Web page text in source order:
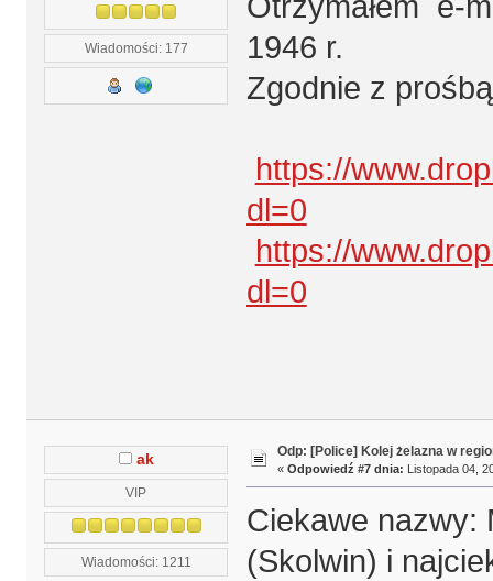
Wiadomości: 177
1946 r.
Zgodnie z
https://
dl=0
https://
dl=0
ak
VIP
Wiadomości: 1211
Odp: [Police] Kolej żelazna w
« Odpowiedź #7 dnia: Listopada 04,
Ciekawe nazwy:
(Skolwin) i